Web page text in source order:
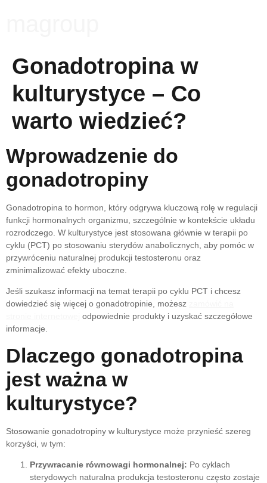
Gonadotropina w
kulturystyce – Co
warto wiedzieć?
Wprowadzenie do
gonadotropiny
Gonadotropina to hormon, który odgrywa kluczową rolę w regulacji
funkcji hormonalnych organizmu, szczególnie w kontekście układu
rozrodczego. W kulturystyce jest stosowana głównie w terapii po
cyklu (PCT) po stosowaniu sterydów anabolicznych, aby pomóc w
przywróceniu naturalnej produkcji testosteronu oraz
zminimalizować efekty uboczne.
Jeśli szukasz informacji na temat terapii po cyklu PCT i chcesz
dowiedzieć się więcej o gonadotropinie, możesz
odpowiednie produkty i uzyskać szczegółowe
informacje.
Dlaczego gonadotropina
jest ważna w
kulturystyce?
Stosowanie gonadotropiny w kulturystyce może przynieść szereg
korzyści, w tym:
Przywracanie równowagi hormonalnej: Po cyklach
sterydowych naturalna produkcja testosteronu często zostaje